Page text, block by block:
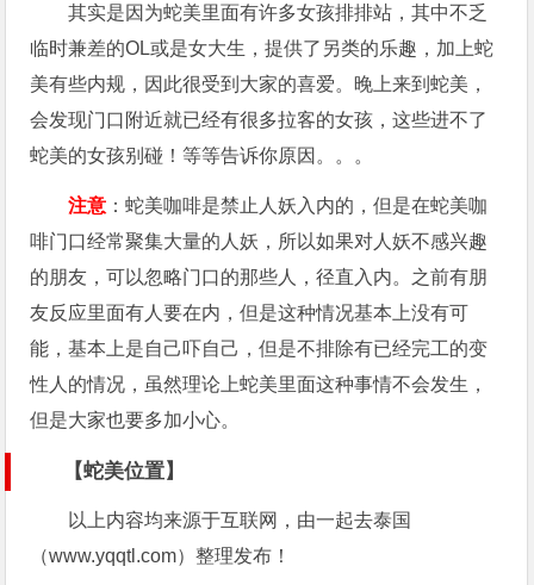
其实是因为蛇美里面有许多女孩排排站，其中不乏
临时兼差的OL或是女大生，提供了另类的乐趣，加上蛇
美有些内规，因此很受到大家的喜爱。晚上来到蛇美，
会发现门口附近就已经有很多拉客的女孩，这些进不了
蛇美的女孩别碰！等等告诉你原因。。。
注意 ：蛇美咖啡是禁止人妖入内的，但是在蛇美咖
啡门口经常聚集大量的人妖，所以如果对人妖不感兴趣
的朋友，可以忽略门口的那些人，径直入内。之前有朋
友反应里面有人要在内，但是这种情况基本上没有可
能，基本上是自己吓自己，但是不排除有已经完工的变
性人的情况，虽然理论上蛇美里面这种事情不会发生，
但是大家也要多加小心。
【蛇美位置】
以上内容均来源于互联网，由一起去泰国
（www.yqqtl.com）整理发布！